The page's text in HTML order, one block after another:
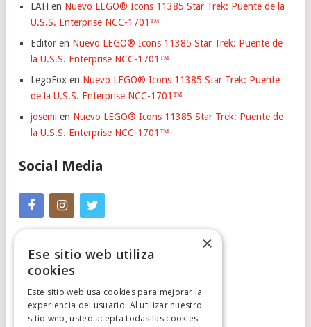
LAH en Nuevo LEGO® Icons 11385 Star Trek: Puente de la
U.S.S. Enterprise NCC-1701™
Editor en Nuevo LEGO® Icons 11385 Star Trek: Puente de
la U.S.S. Enterprise NCC-1701™
LegoFox en Nuevo LEGO® Icons 11385 Star Trek: Puente
de la U.S.S. Enterprise NCC-1701™
josemi en Nuevo LEGO® Icons 11385 Star Trek: Puente de
la U.S.S. Enterprise NCC-1701™
Social Media
Cumplimiento Normativo
×
Ese sitio web utiliza
cookies
Este sitio web usa cookies para mejorar la
experiencia del usuario. Al utilizar nuestro
sitio web, usted acepta todas las cookies